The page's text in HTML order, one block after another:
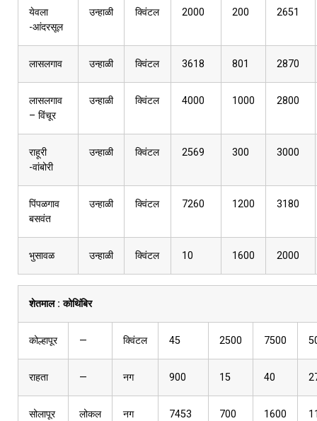
येवला
-आंदरसूल
उन्हाळी क्विंटल 2000 200 2651
लासलगाव उन्हाळी क्विंटल 3618 801 2870
लासलगाव
– विंचूर
उन्हाळी क्विंटल 4000 1000 2800
राहूरी
-वांबोरी
उन्हाळी क्विंटल 2569 300 3000
पिंपळगाव
बसवंत
उन्हाळी क्विंटल 7260 1200 3180
भुसावळ उन्हाळी क्विंटल 10 1600 2000
शेतमाल :कोथिंबिर
कोल्हापूर — क्विंटल 45 2500 7500
राहता — नग 900 15 40
सोलापूर लोकल नग 7453 700 1600